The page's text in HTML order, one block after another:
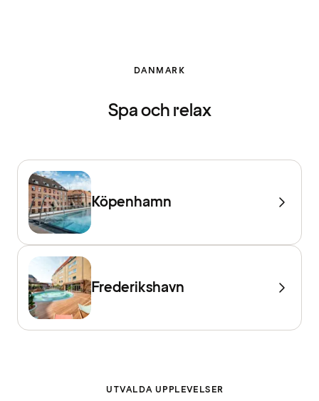
DANMARK
Spa och relax
Köpenhamn
Frederikshavn
UTVALDA UPPLEVELSER